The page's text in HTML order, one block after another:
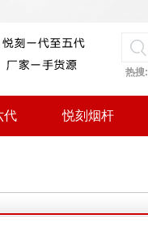
热搜:
代 悦刻烟杆